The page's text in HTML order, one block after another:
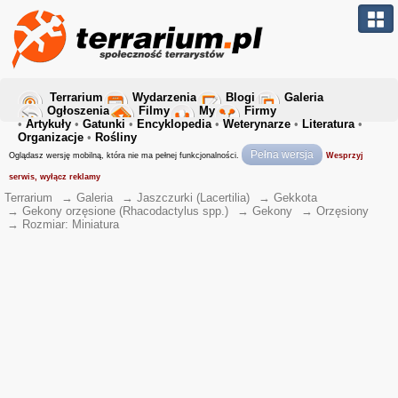
Terrarium Wydarzenia Blogi
Galeria
Ogłoszenia
Filmy My
Firmy
• Artykuły • Gatunki • Encyklopedia• Weterynarze • Literatura•
Organizacje • Rośliny
Oglądasz wersję mobilną, która nie ma pełnej funkcjonalności. Pełna wersja Wesprzyj
serwis, wyłącz reklamy
Terrarium → Galeria → Jaszczurki (Lacertilia) → Gekkota
→ Gekony orzęsione (Rhacodactylus spp.) → Gekony → Orzęsiony
→ Rozmiar: Miniatura